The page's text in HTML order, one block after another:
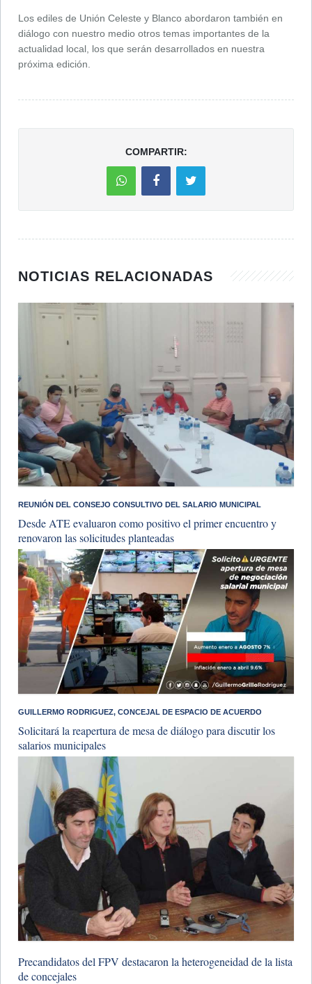
Los ediles de Unión Celeste y Blanco abordaron también en
diálogo con nuestro medio otros temas importantes de la
actualidad local, los que serán desarrollados en nuestra
próxima edición.
COMPARTIR:
NOTICIAS RELACIONADAS
​REUNIÓN DEL CONSEJO CONSULTIVO DEL SALARIO MUNICIPAL
Desde ATE evaluaron como positivo el primer encuentro y
renovaron las solicitudes planteadas
GUILLERMO RODRIGUEZ, CONCEJAL DE ESPACIO DE ACUERDO
Solicitará la reapertura de mesa de diálogo para discutir los
salarios municipales
Precandidatos del FPV destacaron la heterogeneidad de la lista
de concejales